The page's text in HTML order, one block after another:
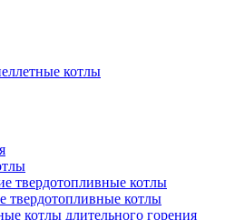
котлы
твердотопливные котлы
твердотопливные котлы
котлы длительного горения